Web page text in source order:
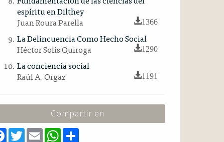
espíritu en Dilthey
Juan Roura Parella
1366
La Delincuencia Como Hecho Social
Héctor Solís Quiroga
1290
La conciencia social
Raúl A. Orgaz
1191
Compartir en
F T E W